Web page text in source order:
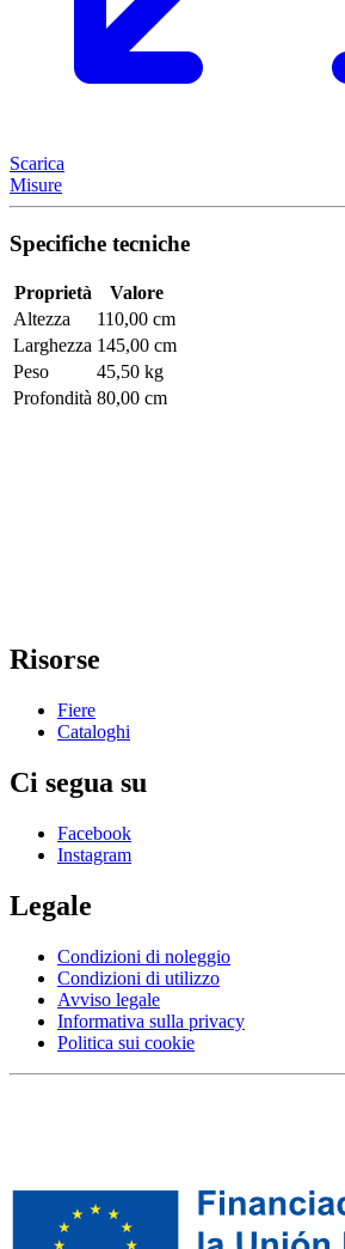
Scarica
Misure
Specifiche tecniche
Proprietà
Valore
Altezza
110,00 cm
Larghezza 145,00 cm
Peso
45,50 kg
Profondità 80,00 cm
Risorse
Fiere
Cataloghi
Ci segua su
Facebook
Instagram
Legale
Condizioni di noleggio
Condizioni di utilizzo
Avviso legale
Informativa sulla privacy
Politica sui cookie